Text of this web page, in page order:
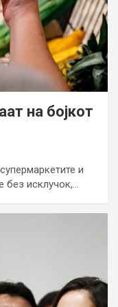
на бојкот
и
без исклучок,…